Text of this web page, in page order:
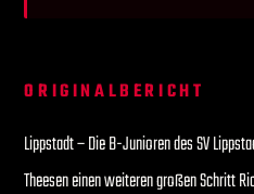
ORIGINALBERICHT
Lippstadt – Die B-Junioren des SV
Theesen einen weiteren großen Schritt